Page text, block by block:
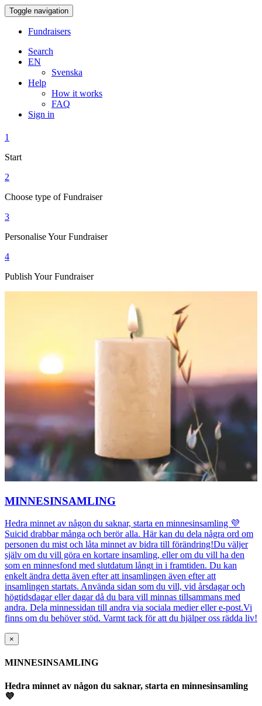
Toggle navigation
Fundraisers
Search
EN
Svenska
Help
How it works
FAQ
Sign in
1
Start
2
Choose type of Fundraiser
3
Personalise Your Fundraiser
4
Publish Your Fundraiser
MINNESINSAMLING
Hedra minnet av någon du saknar, starta en minnesinsamling 💜
Suicid drabbar många och berör alla. Här kan du dela några ord om
personen du mist och låta minnet av bidra till förändring!Du väljer
själv om du vill göra en kortare insamling, eller om du vill ha den
som en minnesfond med slutdatum långt in i framtiden. Du kan
enkelt ändra detta även efter att insamlingen även efter att
insamlingen startats. Använda sidan som du vill, vid årsdagar och
högtidsdagar eller dagar då du bara vill minnas tillsammans med
andra. Dela minnessidan till andra via sociala medier eller e-post.Vi
finns om du behöver stöd. Varmt tack för att du hjälper oss rädda liv!
×
MINNESINSAMLING
Hedra minnet av någon du saknar, starta en minnesinsamling
💜